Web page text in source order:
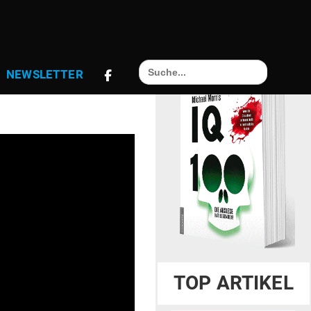
NEWS­LETTER
Search
for:
TOP ARTIKEL